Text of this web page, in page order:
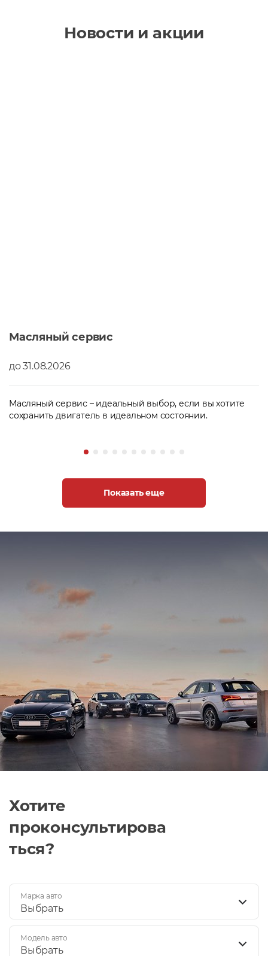
Новости и акции
Масляный сервис
до 31.08.2026
Масляный сервис – идеальный выбор, если вы хотите
сохранить двигатель в идеальном состоянии.
Показать еще
Хотите
проконсультирова
ться?
Марка авто
Выбрать
Модель авто
Выбрать